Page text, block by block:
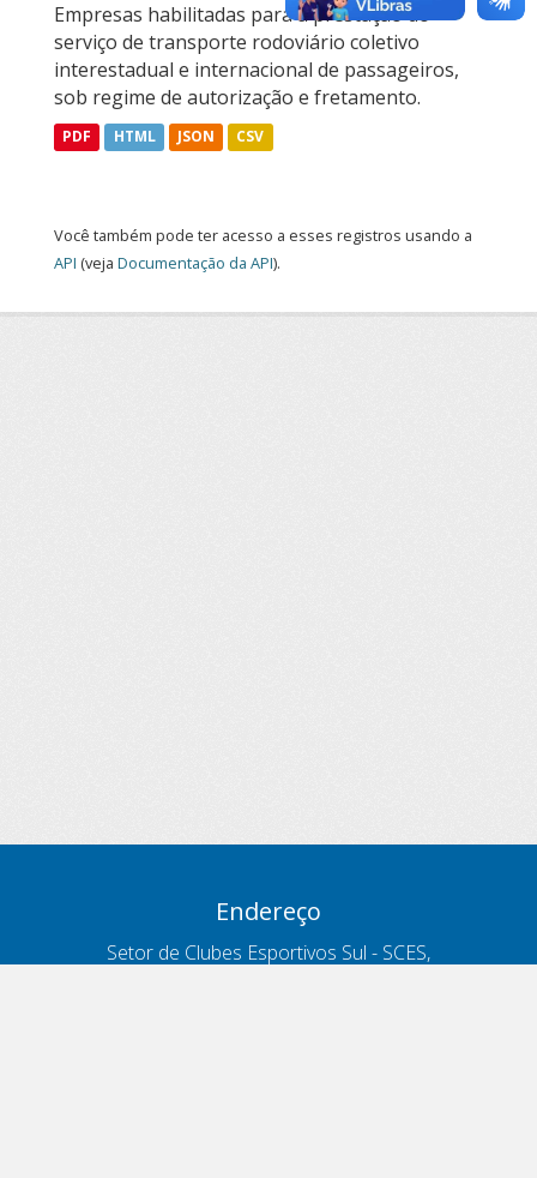
Empresas habilitadas para a prestação do
serviço de transporte rodoviário coletivo
interestadual e internacional de passageiros,
sob regime de autorização e fretamento.
PDF HTML JSON CSV
Você também pode ter acesso a esses registros usando a
API (veja Documentação da API).
Endereço
Setor de Clubes Esportivos Sul - SCES,